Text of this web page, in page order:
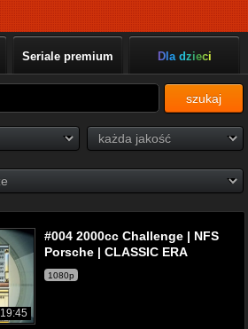
Seriale premium Dla dzieci
szukaj
19:45
#004 2000cc Challenge | NFS
Porsche | CLASSIC ERA
1080p